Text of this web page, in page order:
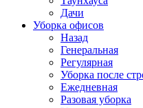
Дачи
Уборка офисов
Назад
Генеральная
Регулярная
Уборка после
Ежедневная
Разовая уборка